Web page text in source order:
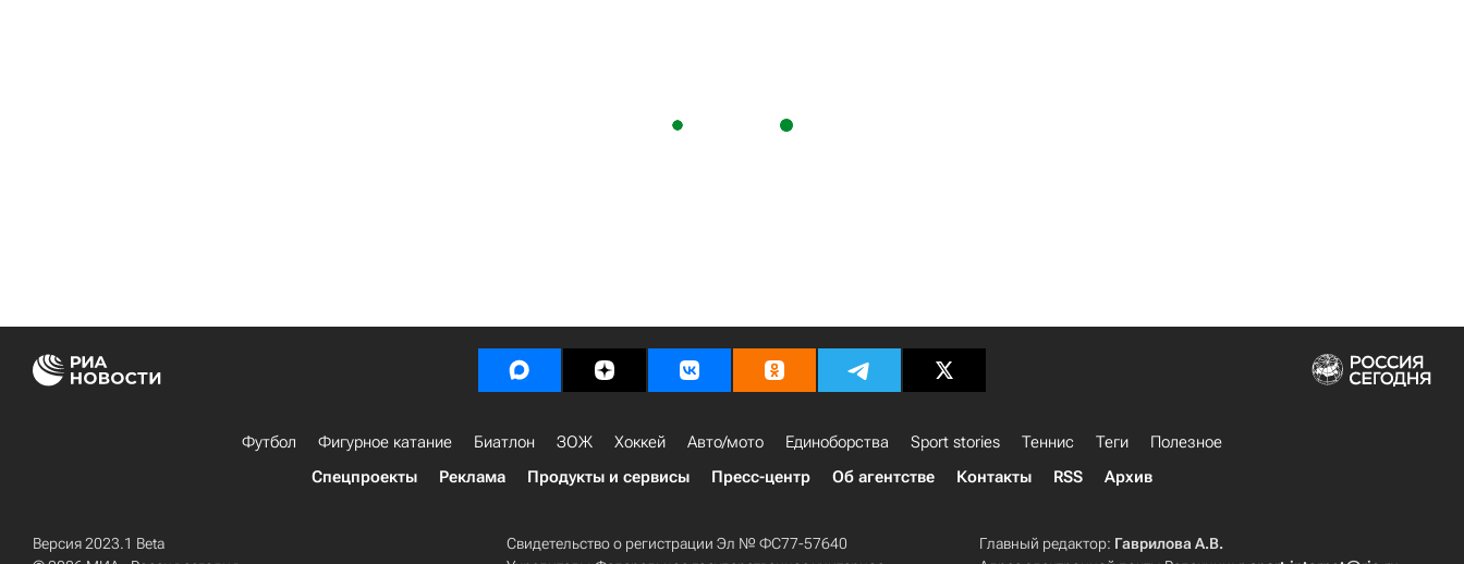
Футбол Фигурное катание Биатлон ЗОЖ Хоккей Авто/мото Единоборства Sport stories Теннис Теги
Полезное
Спецпроекты
Реклама Продукты и сервисы Пресс-центр Об агентстве Контакты RSS Архив
Версия 2023.1 Beta
Свидетельство о регистрации Эл № ФС77-57640
Главный редактор: Гаврилова А.В.